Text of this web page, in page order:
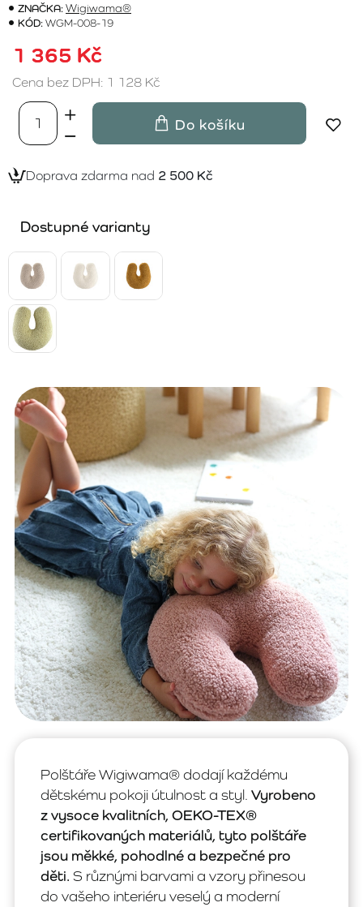
ZNAČKA:Wigiwama®
KÓD:WGM-008-19
1 365 Kč
Cena bez DPH: 1 128 Kč
Do košíku
Doprava zdarma nad 2 500 Kč
Dostupné varianty
Polštáře Wigiwama® dodají každému
dětskému pokoji útulnost a styl. Vyrobeno
z vysoce kvalitních, OEKO-TEX®
certifikovaných materiálů, tyto polštáře
jsou měkké, pohodlné a bezpečné pro
děti. S různými barvami a vzory přinesou
do vašeho interiéru veselý a moderní